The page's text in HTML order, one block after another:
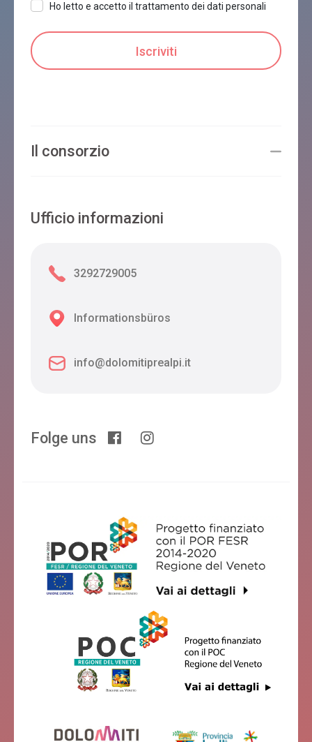
Ho letto e accetto il trattamento dei dati personali
Il consorzio
Ufficio informazioni
3292729005
Informationsbüros
info@dolomitiprealpi.it
Folge uns